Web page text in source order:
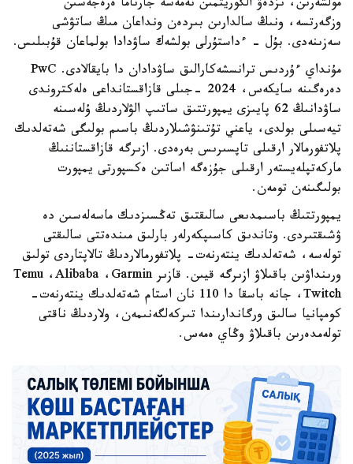
مولشەرىن، ىزدەۋ الگوريتمىن نەمەسە جارناما ەرەجەسىن
وزگەرتسە، ونىڭ سالدارىن بىردەن ونداعان مىڭ ساتۋشى
سەزىنەدى. بۇل - ءداستۇرلى بولشەك ساۋدادا بولماعان قۇبىلىس.
مۇنداي ءۇردىس ترانسشەكارالىق ساۋدادان دا بايقالادى. PwC
دەرەگىنە سايكەس، 2024 -جىلى قازاقستانداعى ەلەكتروندى
ساۋدانىڭ 62 پايىزى يمپورتتىق ساتىپ الۋلاردىڭ ۇلەسىنە
تيەسىلى بولدى، ياعني تۇتىنۋشىلاردىڭ باسىم بولىگى شەتەلدىك
پلاتفورمالار ارقىلى تاپسىرىس بەرەدى. ازىرگە قازاقستاننىڭ
ماركەتپلەيستەر ارقىلى جۇزەگە اساتىن ەكسپورتى يمپورت
بولىگىنەن تومەن.
يمپورتتىڭ باسىمدىعى سالىقتىق تەڭسىزدىك ماسەلەسىن دە
ۋشىقتىردى. وتاندىق كاسىپكەرلەر بارلىق مىندەتتى سالىقتى
تولەسە، شەتەلدىك ينتەرنەت- پلاتفورمالاردىڭ تالاپتاردى تولىق
ورىنداۋىن باقىلاۋ ازىرگە قيىن. قازىر Temu ،Alibaba ،Garmin
،Twitch جانە باسقا دا 110 نان استام شەتەلدىك ينتەرنەت-
كومپانيا سالىق ورگاندارىندا تىركەلگەنىمەن، ولاردىڭ ناقتى
تولەمدەرىن باقىلاۋ وڭاي ەمەس.